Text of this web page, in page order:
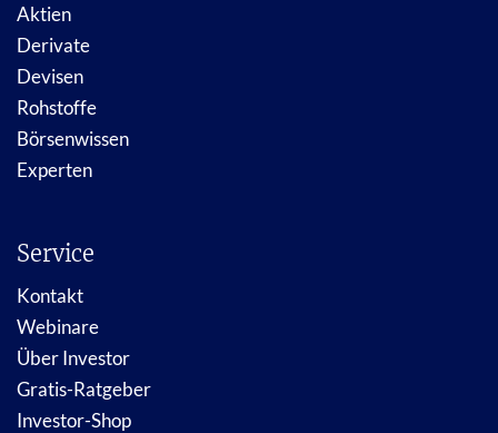
Aktien
Derivate
Devisen
Rohstoffe
Börsenwissen
Experten
Service
Kontakt
Webinare
Über Investor
Gratis-Ratgeber
Investor-Shop